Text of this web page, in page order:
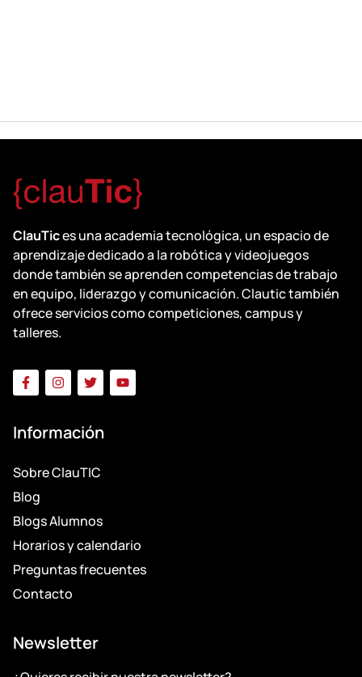
ClauTices una academia tecnológica, un espacio de
aprendizaje dedicado a la robótica y videojuegos
donde también se aprenden competencias de trabajo
en equipo, liderazgo y comunicación. Clautic también
ofrece servicios como competiciones, campus y
talleres.
Información
Sobre ClauTIC
Blog
Blogs Alumnos
Horarios y calendario
Preguntas frecuentes
Contacto
Newsletter